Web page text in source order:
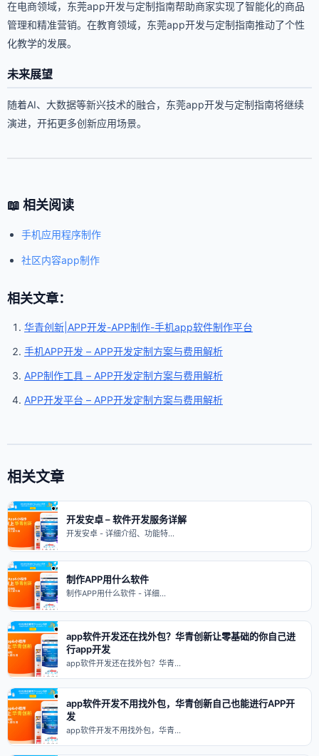
在电商领域，东莞app开发与定制指南帮助商家实现了智能化的商品
管理和精准营销。在教育领域，东莞app开发与定制指南推动了个性
化教学的发展。
未来展望
随着AI、大数据等新兴技术的融合，东莞app开发与定制指南将继续
演进，开拓更多创新应用场景。
📖 相关阅读
手机应用程序制作
社区内容app制作
相关文章：
华青创新|APP开发-APP制作-手机app软件制作平台
手机APP开发 – APP开发定制方案与费用解析
APP制作工具 – APP开发定制方案与费用解析
APP开发平台 – APP开发定制方案与费用解析
相关文章
开发安卓 – 软件开发服务详解
开发安卓 - 详细介绍、功能特…
制作APP用什么软件
制作APP用什么软件 - 详细…
app软件开发还在找外包？华青创新让零基础的你自己进
行app开发
app软件开发还在找外包？华青…
app软件开发不用找外包，华青创新自己也能进行APP开
发
app软件开发不用找外包，华青…